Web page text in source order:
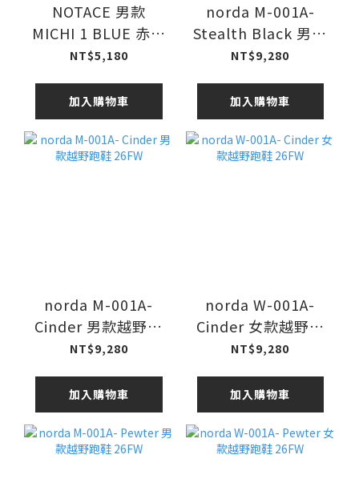
NOTACE 男款
MICHI 1 BLUE 赤足
路跑鞋
NT$5,180
加入購物車
norda M-001A-
Stealth Black 男款
越野跑鞋 26FW
NT$9,280
加入購物車
norda M-001A-
Cinder 男款越野跑
鞋 26FW
NT$9,280
加入購物車
norda W-001A-
Cinder 女款越野跑
鞋 26FW
NT$9,280
加入購物車